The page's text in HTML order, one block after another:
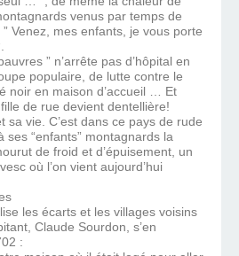
venus par temps de
Venez, mes enfants, je vous porte
” n’arrête pas d’hôpital en
populaire, de lutte contre le
noir en maison d’accueil … Et
de rue devient dentellière!
sa vie. C’est dans ce pays de rude
ses “enfants” montagnards la
de froid et d’épuisement, un
où l’on vient aujourd’hui
les écarts et les villages voisins
Claude Sourdon, s’en
: